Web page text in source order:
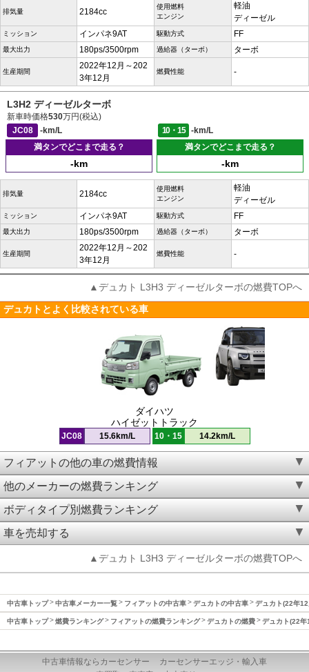
排気量 2184cc
使用燃料
エンジン
軽油
ディーゼル
ミッション インパネ9AT 駆動方式 FF
最大出力 180ps/3500rpm 過給器（ターボ） ターボ
生産期間
2022年12月～202
3年12月
燃費性能 -
L3H2 ディーゼルターボ
新車時価格530万円(税込)
JC08
-km/L 10・15
-km/L
満タンでどこまで走る？
-km
満タンでどこまで走る？
-km
排気量 2184cc
使用燃料
エンジン
軽油
ディーゼル
ミッション インパネ9AT 駆動方式 FF
最大出力 180ps/3500rpm 過給器（ターボ） ターボ
生産期間
2022年12月～202
3年12月
燃費性能 -
▲デュカト L3H3 ディーゼルターボの燃費TOPへ
デュカトとよく比較されている車
ダイハツ
ハイゼットトラック
JC08 15.6km/L 10・15 14.2km/L
フィアットの他の車の燃費情報
他のメーカーの燃費ランキング
ボディタイプ別燃費ランキング
車を売却する
▲デュカト L3H3 ディーゼルターボの燃費TOPへ
中古車トップ 中古車メーカー一覧 フィアットの中古車 デュカトの中古車 デュカト(22年
中古車トップ 燃費ランキング フィアットの燃費ランキング デュカトの燃費 デュカト(22
中古車情報ならカーセンサー
カーセンサーエッジ・輸入車